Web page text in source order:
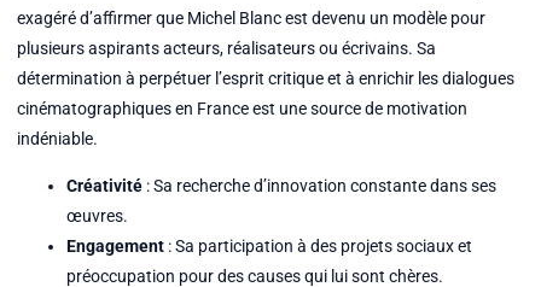
exagéré d’affirmer que Michel Blanc est devenu un modèle pour
plusieurs aspirants acteurs, réalisateurs ou écrivains. Sa
détermination à perpétuer l’esprit critique et à enrichir les dialogues
cinématographiques en France est une source de motivation
indéniable.
Créativité: Sa recherche d’innovation constante dans ses
œuvres.
Engagement: Sa participation à des projets sociaux et
préoccupation pour des causes qui lui sont chères.